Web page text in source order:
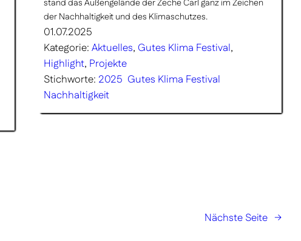
stand das Außengelände der Zeche Carl ganz im Zeichen
der Nachhaltigkeit und des Klimaschutzes.
01.07.2025
Kategorie: Aktuelles, Gutes Klima Festival
Highlight, Projekte
Stichworte: 2025 Gutes Klima Festival
Nachhaltigkeit
Nächste Seite →